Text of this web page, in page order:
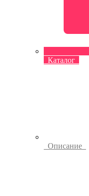
Каталог
Описание